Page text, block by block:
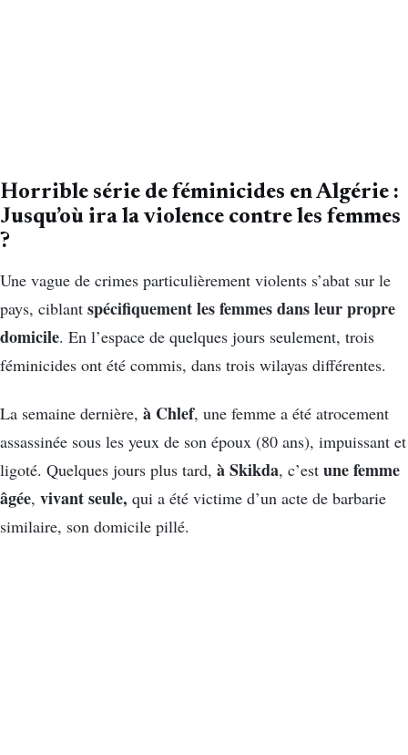
Horrible série de féminicides en Algérie :
Jusqu’où ira la violence contre les femmes
?
Une vague de crimes particulièrement violents s’abat sur le
pays, ciblant spécifiquement les femmes dans leur propre
domicile. En l’espace de quelques jours seulement, trois
féminicides ont été commis, dans trois wilayas différentes.
La semaine dernière, à Chlef, une femme a été atrocement
assassinée sous les yeux de son époux (80 ans), impuissant et
ligoté. Quelques jours plus tard, à Skikda, c’est une femme
âgée, vivant seule, qui a été victime d’un acte de barbarie
similaire, son domicile pillé.